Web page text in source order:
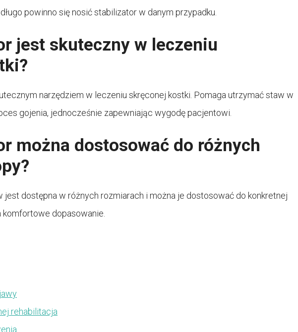
powinno się nosić stabilizator w danym przypadku.
jest skuteczny w leczeniu
narzędziem w leczeniu skręconej kostki. Pomaga utrzymać staw w
gojenia, jednocześnie zapewniając wygodę pacjentowi.
można dostosować do różnych
jest dostępna w różnych rozmiarach i można je dostosować do konkretnej
dopasowanie.
rehabilitacja